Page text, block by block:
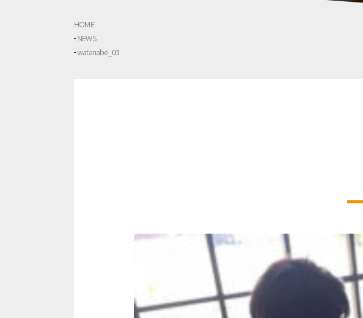
HOME
NEWS
watanabe_03